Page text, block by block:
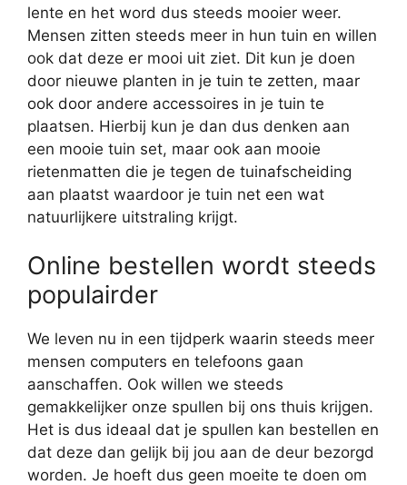
lente en het word dus steeds mooier weer.
Mensen zitten steeds meer in hun tuin en willen
ook dat deze er mooi uit ziet. Dit kun je doen
door nieuwe planten in je tuin te zetten, maar
ook door andere accessoires in je tuin te
plaatsen. Hierbij kun je dan dus denken aan
een mooie tuin set, maar ook aan mooie
rietenmatten die je tegen de tuinafscheiding
aan plaatst waardoor je tuin net een wat
natuurlijkere uitstraling krijgt.
Online bestellen wordt steeds
populairder
We leven nu in een tijdperk waarin steeds meer
mensen computers en telefoons gaan
aanschaffen. Ook willen we steeds
gemakkelijker onze spullen bij ons thuis krijgen.
Het is dus ideaal dat je spullen kan bestellen en
dat deze dan gelijk bij jou aan de deur bezorgd
worden. Je hoeft dus geen moeite te doen om